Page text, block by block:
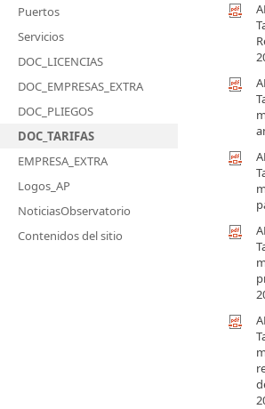
Puertos
Servicios
DOC_LICENCIAS
DOC_EMPRESAS_EXTRA
DOC_PLIEGOS
DOC_TARIFAS
EMPRESA_EXTRA
Logos_AP
NoticiasObservatorio
Contenidos del sitio